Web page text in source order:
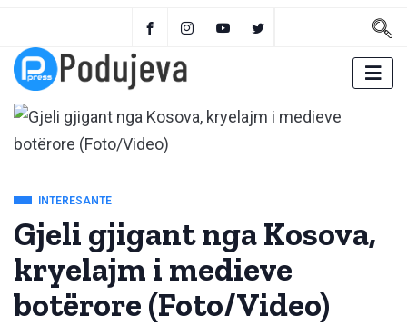
INTERESANTE
Gjeli gjigant nga Kosova,
kryelajm i medieve
botërore (Foto/Video)